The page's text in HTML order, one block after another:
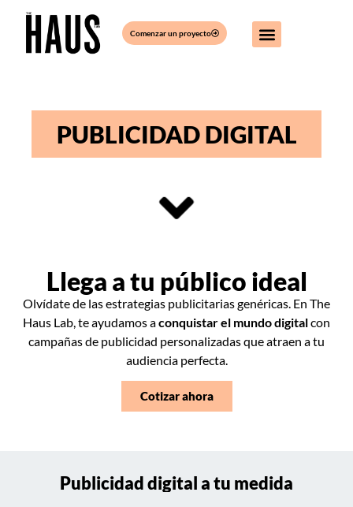
Comenzar un proyecto
PUBLICIDAD DIGITAL
Llega a tu público ideal
Olvídate de las estrategias publicitarias genéricas. En The
Haus Lab, te ayudamos aconquistar el mundo digitalcon
campañas de publicidad personalizadas que atraen a tu
audiencia perfecta.
Cotizar ahora
Publicidad digital a tu medida